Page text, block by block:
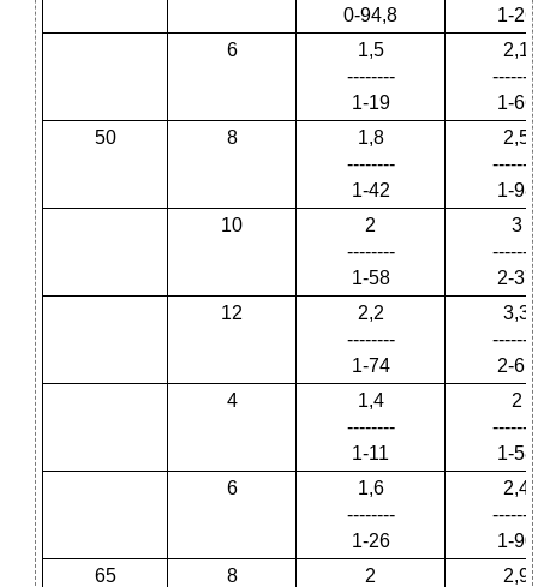
0-94,8
1-26
6
1,5
--------
1-19
2,1
1-66
50
8
1,8
--------
1-42
2,5
1-98
10
2
--------
1-58
3
2-37
12
2,2
--------
1-74
3,3
2-61
4
1,4
--------
1-11
2
1-58
6
1,6
--------
1-26
2,4
1-90
65
8
2
2,9